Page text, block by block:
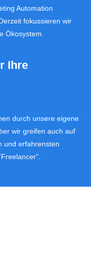
Automation
fokussieren wir
Ökosystem.
Ihre
durch unsere eigene
wir greifen auch auf
und erfahrensten